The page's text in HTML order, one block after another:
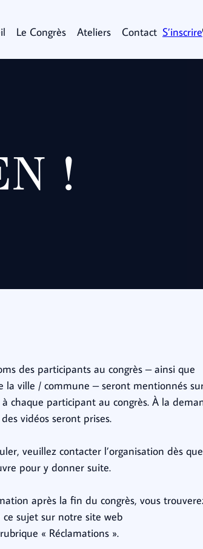
Le Congrès Ateliers Contact S’inscrire
!
des participants au congrès – ainsi que
la ville / commune – seront mentionnés
chaque participant au congrès. À la
vidéos seront prises.
veuillez contacter l’organisation dès que
pour y donner suite.
après la fin du congrès, vous
sujet sur notre site web
« Réclamations ».